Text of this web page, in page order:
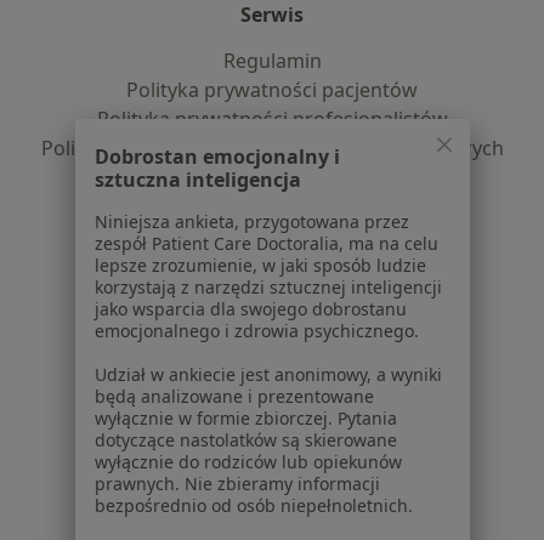
Serwis
Regulamin
Polityka prywatności pacjentów
Polityka prywatności profesjonalistów
Polityka prywatności dla profesjonalistów, których
dane pozyskaliśmy samodzielnie
Jak działają wyniki wyszukiwania
Dostępność
O nas
Praca Rekrutujemy!
Centrum prasowe
Kontakt
Dla pacjentów
Lekarze
Dobrostan emocjonalny i
sztuczna inteligencja
Niniejsza ankieta, przygotowana przez
zespół Patient Care Doctoralia, ma na celu
lepsze zrozumienie, w jaki sposób ludzie
korzystają z narzędzi sztucznej inteligencji
jako wsparcia dla swojego dobrostanu
emocjonalnego i zdrowia psychicznego.
Udział w ankiecie jest anonimowy, a wyniki
będą analizowane i prezentowane
wyłącznie w formie zbiorczej. Pytania
dotyczące nastolatków są skierowane
wyłącznie do rodziców lub opiekunów
prawnych. Nie zbieramy informacji
bezpośrednio od osób niepełnoletnich.